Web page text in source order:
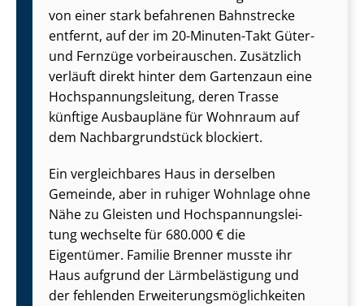
von einer stark befahrenen Bahnstrecke
entfernt, auf der im 20-Minuten-Takt Güter-
und Fernzüge vorbeirauschen. Zusätzlich
verläuft direkt hinter dem Gartenzaun eine
Hoch­span­nungs­lei­tung, deren Trasse
künftige Ausbaupläne für Wohnraum auf
dem Nach­bar­grund­stück blockiert.
Ein vergleichbares Haus in derselben
Gemeinde, aber in ruhiger Wohnlage ohne
Nähe zu Gleisten und Hoch­span­nungs­lei­
tung wechselte für 680.000 € die
Eigentümer. Familie Brenner musste ihr
Haus aufgrund der Lärmbelästigung und
der fehlenden Er­wei­te­rungs­mög­lich­kei­ten